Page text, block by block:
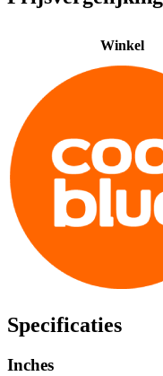
Winkel
Specificaties
Inches